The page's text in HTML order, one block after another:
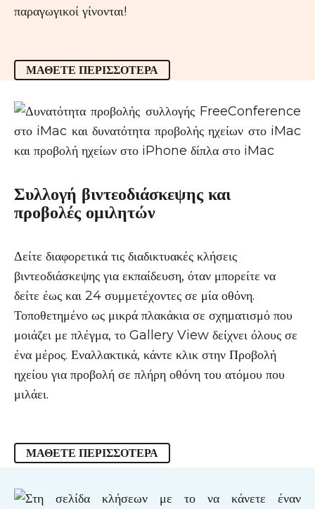
παραγωγικοί γίνονται!
ΜΆΘΕΤΕ ΠΕΡΙΣΣΌΤΕΡΑ
Συλλογή βιντεοδιάσκεψης και
προβολές ομιλητών
Δείτε διαφορετικά τις διαδικτυακές κλήσεις
βιντεοδιάσκεψης για εκπαίδευση, όταν μπορείτε να
δείτε έως και 24 συμμετέχοντες σε μία οθόνη.
Τοποθετημένο ως μικρά πλακάκια σε σχηματισμό που
μοιάζει με πλέγμα, το Gallery View δείχνει όλους σε
ένα μέρος. Εναλλακτικά, κάντε κλικ στην Προβολή
ηχείου για προβολή σε πλήρη οθόνη του ατόμου που
μιλάει.
ΜΆΘΕΤΕ ΠΕΡΙΣΣΌΤΕΡΑ